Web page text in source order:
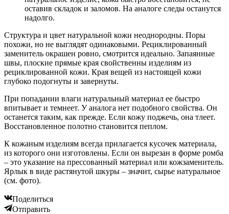
оставив складок и заломов. На аналоге следы останутся
надолго.
Структура и цвет натуральной кожи неоднородны. Поры
похожи, но не выглядят одинаковыми. Рециклированный
заменитель окрашен ровно, смотрится идеально. Запаянные
швы, плоские прямые края свойственны изделиям из
рециклированной кожи. Края вещей из настоящей кожи
глубоко подогнуты и завернуты.
При попадании влаги натуральный материал ее быстро
впитывает и темнеет. У аналога нет подобного свойства. Он
останется таким, как прежде. Если кожу поджечь, она тлеет.
Восстановленное полотно становится пеплом.
К кожаным изделиям всегда прилагается кусочек материала,
из которого они изготовлены. Если он вырезан в форме ромба
– это указание на прессованный материал или кожзаменитель.
Ярлык в виде растянутой шкуры – значит, сырье натуральное
(см. фото).
Поделиться
Отправить